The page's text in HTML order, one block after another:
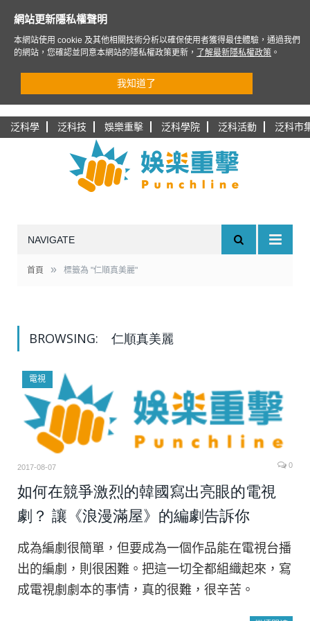
泛科學 泛科技 娛樂重擊 泛科學院 泛科活動 泛科市
NAVIGATE
首頁 » 標籤為 "仁順真美麗"
BROWSING: 仁順真美麗
電視
2017-08-07 0
如何在競爭激烈的韓國寫出亮眼的電視
劇？ 讓《浪漫滿屋》的編劇告訴你
成為編劇很簡單，但要成為一個作品能在電視台播
出的編劇，則很困難。把這一切全都組織起來，寫
成電視劇劇本的事情，真的很難，很辛苦。
網站更新隱私權聲明
本網站使用 cookie 及其他相關技術分析以確保使用者獲得最佳體驗，通過我們
的網站，您確認並同意本網站的隱私權政策更新，
了解最新隱私權政策 。
我知道了